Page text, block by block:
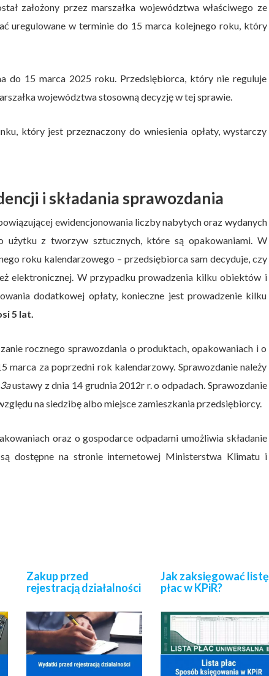
założony przez marszałka województwa właściwego ze
uregulowane w terminie do 15 marca kolejnego roku, który
do 15 marca 2025 roku. Przedsiębiorca, który nie reguluje
województwa stosowną decyzję w tej sprawie.
który jest przeznaczony do wniesienia opłaty, wystarczy
i składania sprawozdania
ewidencjonowania liczby nabytych oraz wydanych
użytku z tworzyw sztucznych, które są opakowaniami. W
roku kalendarzowego – przedsiębiorca sam decyduje, czy
elektronicznej. W przypadku prowadzenia kilku obiektów i
dodatkowej opłaty, konieczne jest prowadzenie kilku
5 lat.
rocznego sprawozdania o produktach, opakowaniach i o
marca za poprzedni rok kalendarzowy. Sprawozdanie należy
ustawy z dnia 14 grudnia 2012r r. o odpadach. Sprawozdanie
na siedzibę albo miejsce zamieszkania przedsiębiorcy.
oraz o gospodarce odpadami umożliwia składanie
dostępne na stronie internetowej Ministerstwa Klimatu i
Zakup przed
rejestracją działalności
Jak zaksięgować listę
płac w KPiR?